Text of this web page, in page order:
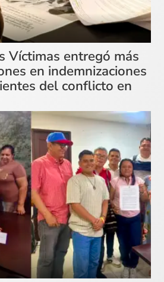
Víctimas entregó más
en indemnizaciones
del conflicto en